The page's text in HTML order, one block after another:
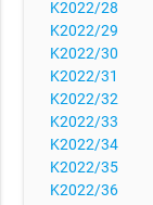
K2022/28
K2022/29
K2022/30
K2022/31
K2022/32
K2022/33
K2022/34
K2022/35
K2022/36